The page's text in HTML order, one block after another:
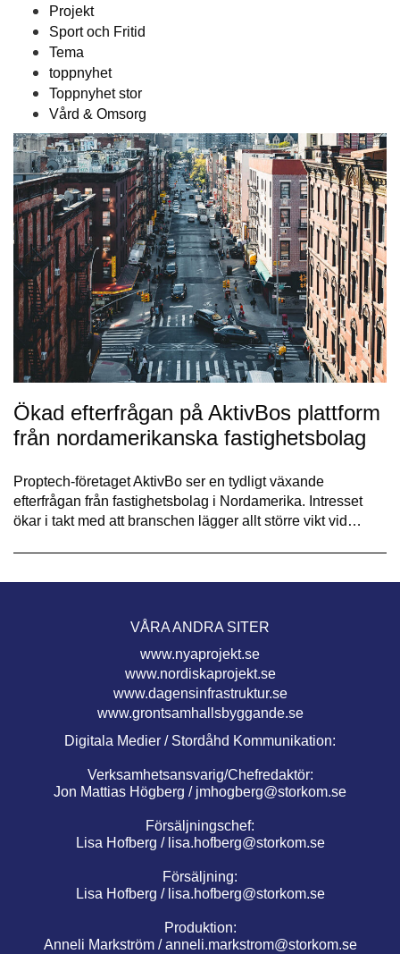
Projekt
Sport och Fritid
Tema
toppnyhet
Toppnyhet stor
Vård & Omsorg
Ökad efterfrågan på AktivBos plattform
från nordamerikanska fastighetsbolag
Proptech-företaget AktivBo ser en tydligt växande
efterfrågan från fastighetsbolag i Nordamerika. Intresset
ökar i takt med att branschen lägger allt större vikt vid…
VÅRA ANDRA SITER
www.nyaprojekt.se
www.nordiskaprojekt.se
www.dagensinfrastruktur.se
www.grontsamhallsbyggande.se
Digitala Medier / Stordåhd Kommunikation:
Verksamhetsansvarig/Chefredaktör:
Jon Mattias Högberg / jmhogberg@storkom.se
Försäljningschef:
Lisa Hofberg / lisa.hofberg@storkom.se
Försäljning:
Lisa Hofberg / lisa.hofberg@storkom.se
Produktion:
Anneli Markström /anneli.markstrom@storkom.se